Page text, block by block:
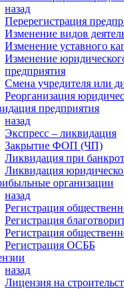
назад
Перерегистрация
Изменение видов
Изменение уставного
Изменение
предприятия
Смена учредителя или
Реорганизация
предприятия
назад
Экспресс – ликвидация
Закрытие ФОП (ЧП)
Ликвидация при
Ликвидация
организации
назад
Регистрация
Регистрация
Регистрация
Регистрация ОСББ
назад
Лицензия на